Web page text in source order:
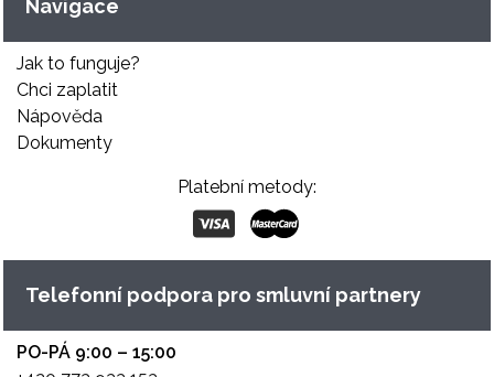
Navigace
Jak to funguje?
Chci zaplatit
Nápověda
Dokumenty
Platební metody:
Telefonní podpora pro smluvní partnery
PO-PÁ 9:00 – 15:00